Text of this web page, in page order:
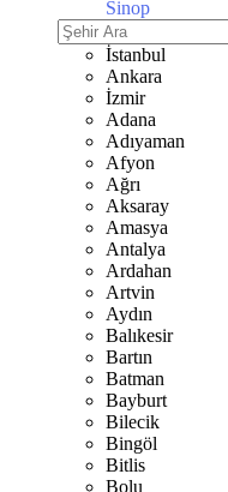
Sinop
İstanbul
Ankara
İzmir
Adana
Adıyaman
Afyon
Ağrı
Aksaray
Amasya
Antalya
Ardahan
Artvin
Aydın
Balıkesir
Bartın
Batman
Bayburt
Bilecik
Bingöl
Bitlis
Bolu